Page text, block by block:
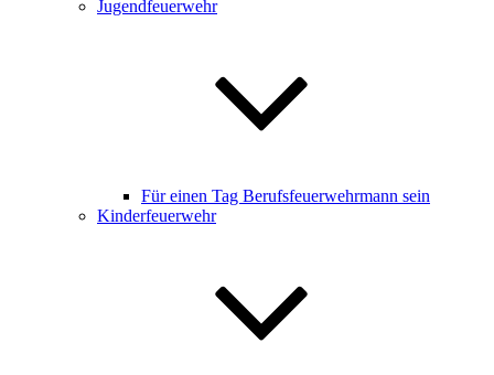
Jugendfeuerwehr
Für einen Tag Berufsfeuerwehrmann sein
Kinderfeuerwehr